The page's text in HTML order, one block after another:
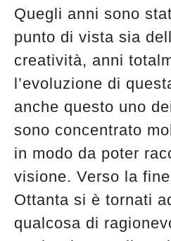
Quegli anni sono
punto di vista sia
creatività, anni
l’evoluzione di
anche questo uno
sono concentrato
in modo da poter
visione. Verso la
Ottanta si è tornati
qualcosa di